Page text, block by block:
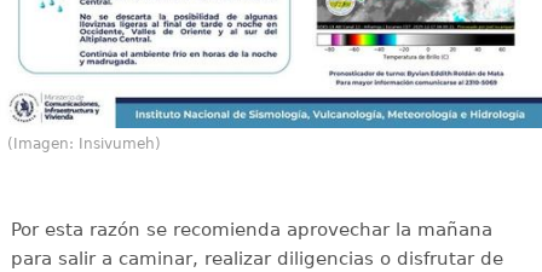
(Imagen: Insivumeh)
Por esta razón se recomienda aprovechar la mañana
para salir a caminar, realizar diligencias o disfrutar de